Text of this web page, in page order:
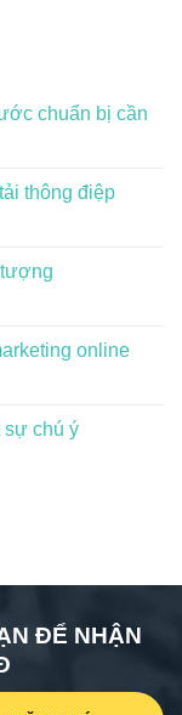
chuẩn bị cần
thông điệp
online
sự chú ý
ĐỂ NHẬN